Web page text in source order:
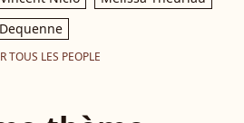
TOUS LES PEOPLE